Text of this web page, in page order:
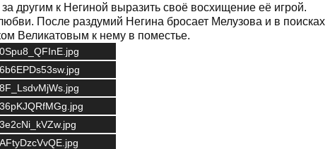
другим к Негиной выразить своё восхищение её игрой.
После раздумий Негина бросает Мелузова и в поисках
Великатовым к нему в поместье.